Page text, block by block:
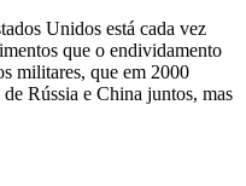
Unidos está cada vez
que o endividamento
militares, que em 2000
Rússia e China juntos, mas